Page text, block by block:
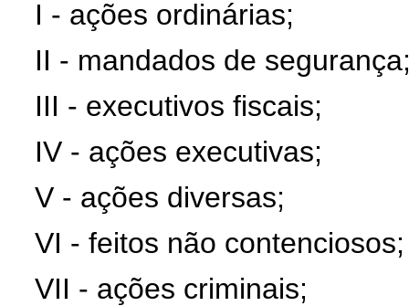
I - ações ordinárias;
II - mandados de
III - executivos fiscais;
IV - ações executivas;
V - ações diversas;
VI - feitos não contenciosos;
VII - ações criminais;